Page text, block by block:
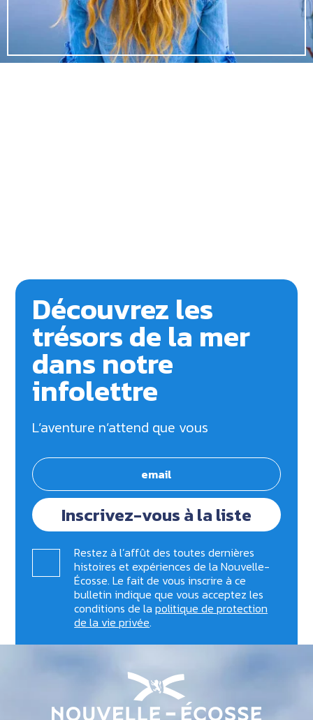
Découvrez les
trésors de la mer
dans notre
infolettre
L’aventure n’attend que vous
Inscrivez-vous à la liste
Restez à l’affût des toutes dernières
histoires et expériences de la Nouvelle-
Écosse. Le fait de vous inscrire à ce
bulletin indique que vous acceptez les
conditions de lapolitique de protection
de la vie privée.